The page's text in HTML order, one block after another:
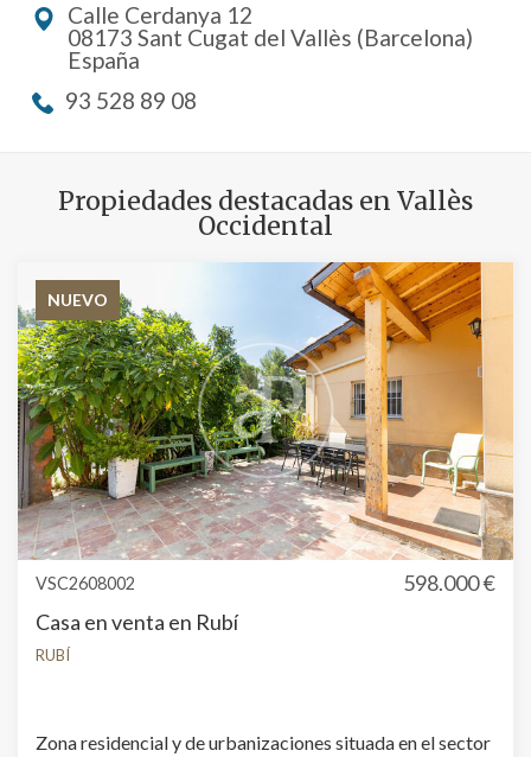
Calle Cerdanya 12
08173 Sant Cugat del Vallès (Barcelona)
España
93 528 89 08
Propiedades destacadas en Vallès
Occidental
NUEVO
VSC2608002
598.000 €
Casa en venta en Rubí
RUBÍ
Zona residencial y de urbanizaciones situada en el sector
Modificar cookies